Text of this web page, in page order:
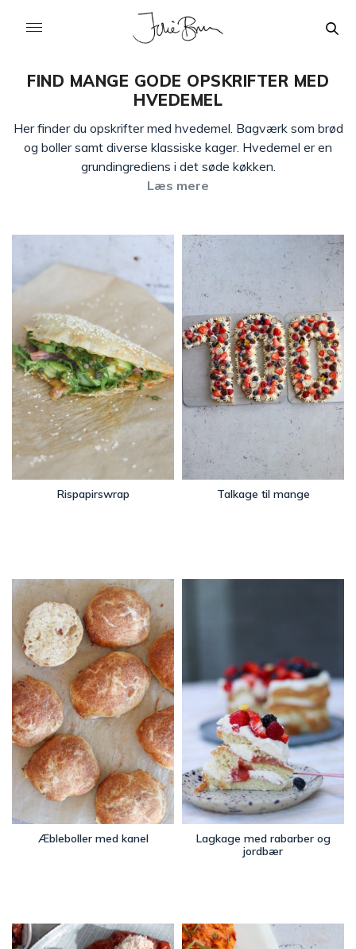
FIND MANGE GODE OPSKRIFTER MED
HVEDEMEL
Her finder du opskrifter med hvedemel. Bagværk som brød
og boller samt diverse klassiske kager. Hvedemel er en
grundingrediens i det søde køkken.
Læs mere
Rispapirswrap Talkage til mange
Æbleboller med kanel
Lagkage med rabarber og
jordbær